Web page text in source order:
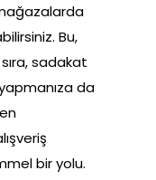
Bu,
sadakat
da
bir yolu.